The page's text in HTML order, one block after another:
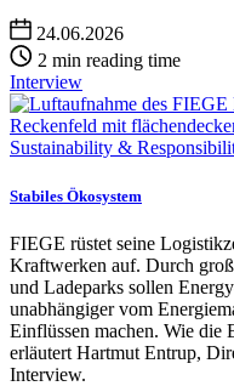
24.06.2026
2 min reading time
Interview
Sustainability &
Stabiles Ökosystem
FIEGE rüstet seine
Kraftwerken auf. Durch
und Ladeparks sollen
unabhängiger vom
Einflüssen machen. Wie die
erläutert Hartmut Entrup,
Interview.